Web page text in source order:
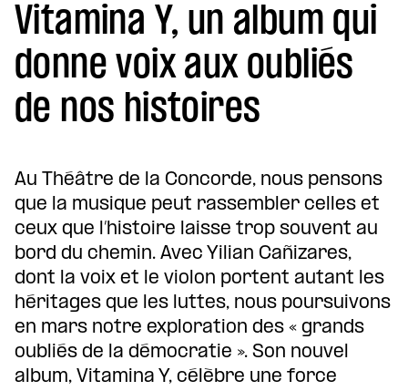
Vitamina Y, un album qui
donne voix aux oubliés
de nos histoires
Au Théâtre de la Concorde, nous pensons
que la musique peut rassembler celles et
ceux que l’histoire laisse trop souvent au
bord du chemin. Avec Yilian Cañizares,
dont la voix et le violon portent autant les
héritages que les luttes, nous poursuivons
en mars notre exploration des « grands
oubliés de la démocratie ». Son nouvel
album, Vitamina Y, célèbre une force